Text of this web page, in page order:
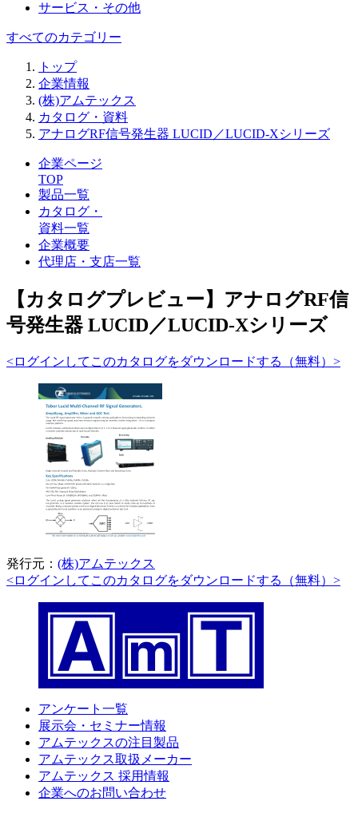
サービス・その他
すべてのカテゴリー
トップ
企業情報
(株)アムテックス
カタログ・資料
アナログRF信号発生器 LUCID／LUCID-Xシリーズ
企業ページ
TOP
製品一覧
カタログ・
資料一覧
企業概要
代理店・支店一覧
【カタログプレビュー】アナログRF信
号発生器 LUCID／LUCID-Xシリーズ
<ログインしてこのカタログをダウンロードする（無料）>
発行元： (株)アムテックス
<ログインしてこのカタログをダウンロードする（無料）>
アンケート一覧
展示会・セミナー情報
アムテックスの注目製品
アムテックス取扱メーカー
アムテックス 採用情報
企業へのお問い合わせ